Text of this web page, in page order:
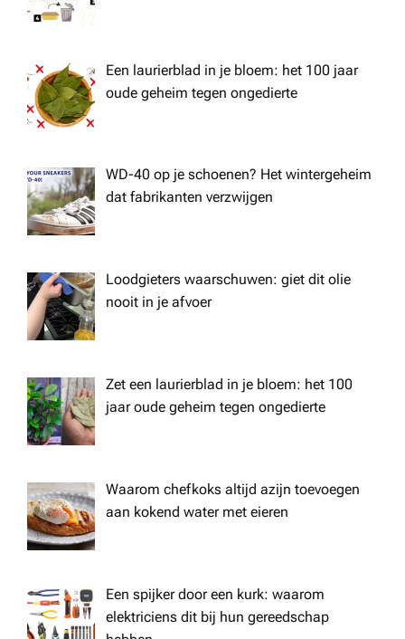
Een laurierblad in je bloem: het 100 jaar
oude geheim tegen ongedierte
WD-40 op je schoenen? Het wintergeheim
dat fabrikanten verzwijgen
Loodgieters waarschuwen: giet dit olie
nooit in je afvoer
Zet een laurierblad in je bloem: het 100
jaar oude geheim tegen ongedierte
Waarom chefkoks altijd azijn toevoegen
aan kokend water met eieren
Een spijker door een kurk: waarom
elektriciens dit bij hun gereedschap